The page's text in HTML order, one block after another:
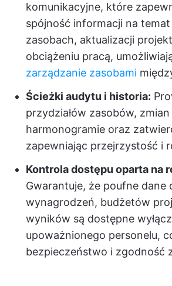
komunikacyjne, które
spójność informacji na
zasobach, aktualizacji
obciążeniu pracą,
zarządzanie zasobami
Ścieżki audytu i historia:
przydziałów zasobów, zmian
harmonogramie oraz
zapewniając przejrzystość i
Kontrola dostępu oparta na
Gwarantuje, że poufne dane
wynagrodzeń, budżetów
wyników są dostępne
upoważnionego personelu,
bezpieczeństwo i zgodność